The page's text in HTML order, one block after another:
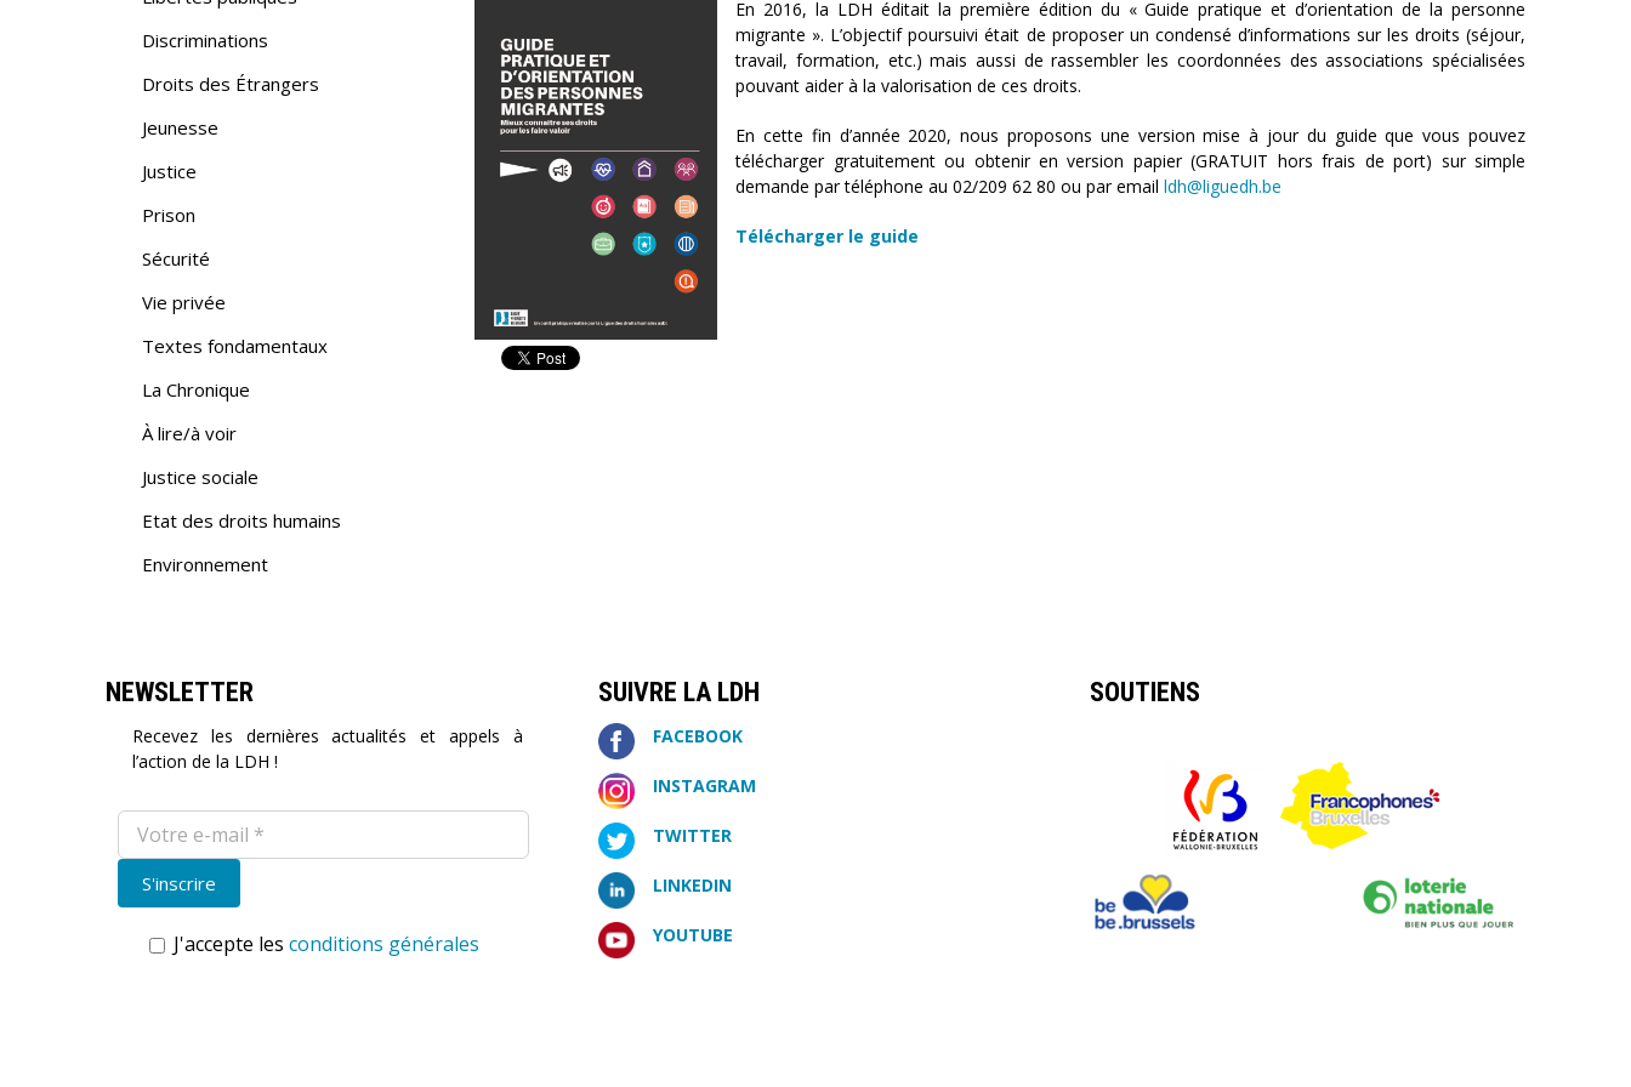
En 2016, la LDH éditait la première édition du « Guide pratique et d’orientation de la personne
migrante ». L’objectif poursuivi était de proposer un condensé d’informations sur les droits (séjour,
travail, formation, etc.) mais aussi de rassembler les coordonnées des associations spécialisées
pouvant aider à la valorisation de ces droits.
En cette fin d’année 2020, nous proposons une version mise à jour du guide que vous pouvez
télécharger gratuitement ou obtenir en version papier (GRATUIT hors frais de port) sur simple
demande par téléphone au 02/209 62 80 ou par emailldh@liguedh.be
Télécharger le guide
Discriminations
Droits des Étrangers
Jeunesse
Justice
Prison
Sécurité
Vie privée
Textes fondamentaux
La Chronique
À lire/à voir
Justice sociale
Etat des droits humains
Environnement
NEWSLETTER
Recevez les dernières actualités et appels à
l’action de la LDH !
J'accepte les conditions générales
SUIVRE LA LDH
FACEBOOK
INSTAGRAM
TWITTER
LINKEDIN
YOUTUBE
SOUTIENS